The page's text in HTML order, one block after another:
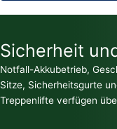
Sicherheit
Notfall-Akkubetrieb,
Sitze, Sicherheitsgurte
Treppenlifte verfügen